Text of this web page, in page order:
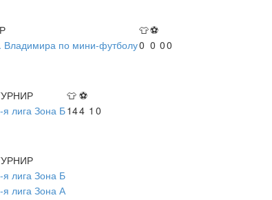
👕⚽
Владимира по мини-футболу0 0 00
👕 ⚽
я лига Зона Б144 1 0
я лига Зона Б
я лига Зона А